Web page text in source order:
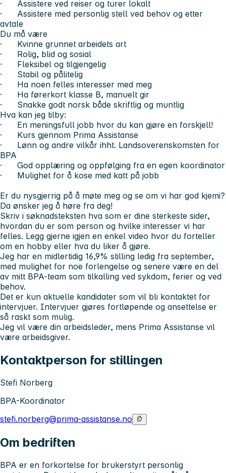
· Assistere ved reiser og turer lokalt
· Assistere med personlig stell ved behov og etter
avtale
Du må være
· Kvinne grunnet arbeidets art
· Rolig, blid og sosial
· Fleksibel og tilgjengelig
· Stabil og pålitelig
· Ha noen felles interesser med meg
· Ha førerkort klasse B, manuelt gir
· Snakke godt norsk både skriftlig og muntlig
Hva kan jeg tilby:
· En meningsfull jobb hvor du kan gjøre en forskjell!
· Kurs gjennom Prima Assistanse
· Lønn og andre vilkår ihht. Landsoverenskomsten for
BPA
· God opplæring og oppfølging fra en egen koordinator
· Mulighet for å kose med katt på jobb
Er du nysgjerrig på å møte meg og se om vi har god kjemi?
Da ønsker jeg å høre fra deg!
Skriv i søknadsteksten hva som er dine sterkeste sider,
hvordan du er som person og hvilke interesser vi har
felles. Legg gjerne igjen en enkel video hvor du forteller
om en hobby eller hva du liker å gjøre.
Jeg har en midlertidig 16,9% stilling ledig fra september,
med mulighet for noe forlengelse og senere være en del
av mitt BPA-team som tilkalling ved sykdom, ferier og ved
behov.
Det er kun aktuelle kandidater som vil bli kontaktet for
intervjuer. Intervjuer gjøres fortløpende og ansettelse er
så raskt som mulig.
Jeg vil være din arbeidsleder, mens Prima Assistanse vil
være arbeidsgiver.
Kontaktperson for stillingen
Stefi Norberg
BPA-Koordinator
stefi.norberg@prima-assistanse.no
Om bedriften
BPA er en forkortelse for brukerstyrt personlig